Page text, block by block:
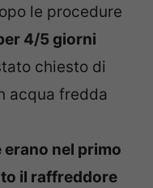
le procedure
4/5 giorni
chiesto di
acqua fredda
nel primo
il raffreddore